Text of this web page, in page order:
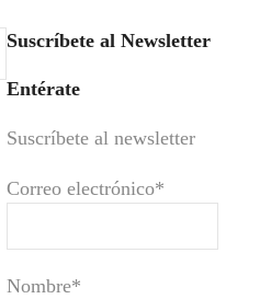
Suscríbete al Newsletter
Entérate
Suscríbete al newsletter
Correo electrónico*
Nombre*